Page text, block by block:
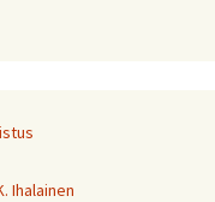
Ihalainen